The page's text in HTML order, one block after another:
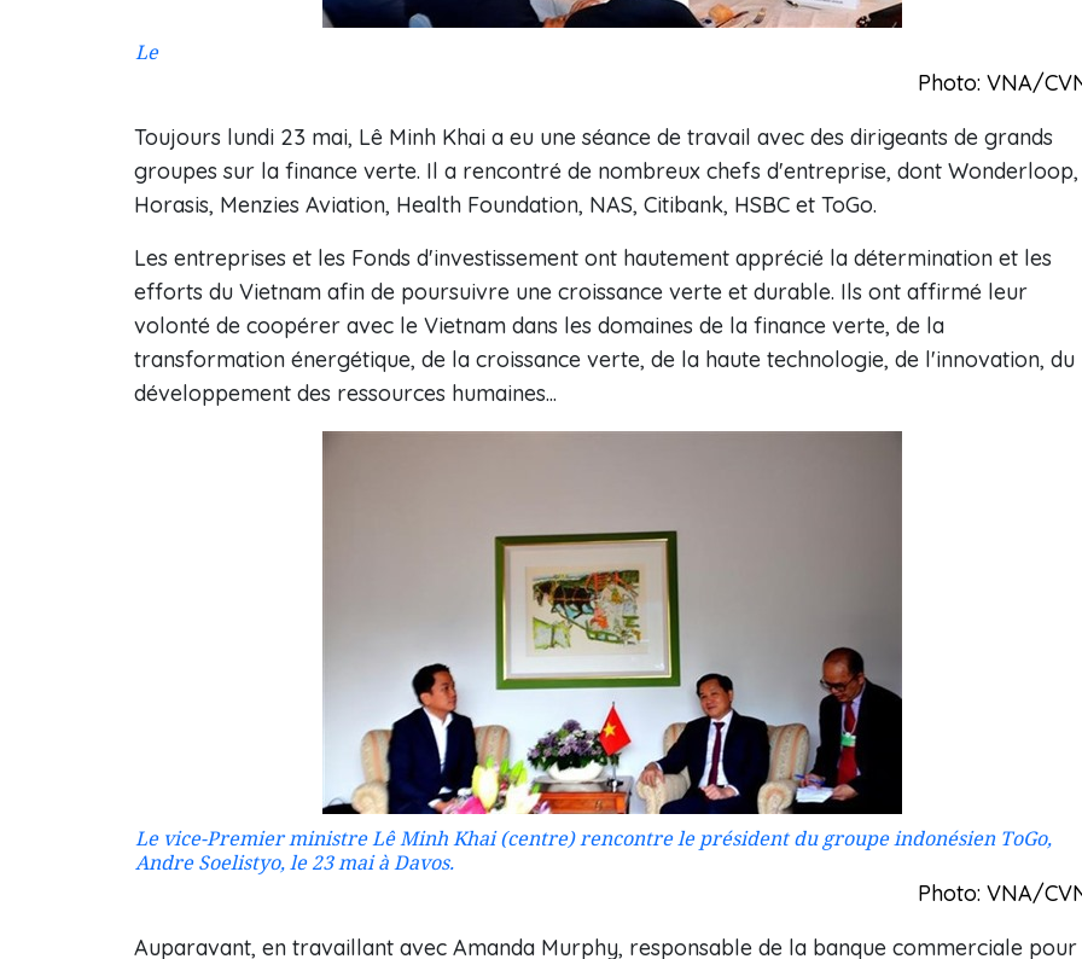
Le
Photo: VNA/
Toujours lundi 23 mai, Lê Minh Khai a eu une séance de travail avec des dirigeants de grands
groupes sur la finance verte. Il a rencontré de nombreux chefs d'entreprise, dont Wonderloop,
Horasis, Menzies Aviation, Health Foundation, NAS, Citibank, HSBC et ToGo.
Les entreprises et les Fonds d'investissement ont hautement apprécié la détermination et les
efforts du Vietnam afin de poursuivre une croissance verte et durable. Ils ont affirmé leur
volonté de coopérer avec le Vietnam dans les domaines de la finance verte, de la
transformation énergétique, de la croissance verte, de la haute technologie, de l'innovation, du
développement des ressources humaines...
Le vice-Premier ministre Lê Minh Khai (centre) rencontre le président du groupe indonésien ToGo,
Andre Soelistyo, le 23 mai à Davos.
Photo: VNA/
Auparavant, en travaillant avec Amanda Murphy, responsable de la banque commerciale pour